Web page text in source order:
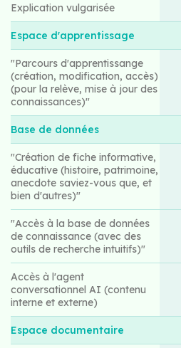
Explication vulgarisée
Espace d'apprentissage
"Parcours d'apprentissange
(création, modification, accès)
(pour la relève, mise à jour des
connaissances)"
Base de données
"Création de fiche informative,
éducative (histoire, patrimoine,
anecdote saviez-vous que, et
bien d'autres)"
"Accès à la base de données
de connaissance (avec des
outils de recherche intuitifs)"
Accès à l'agent
conversationnel AI (contenu
interne et externe)
Espace documentaire